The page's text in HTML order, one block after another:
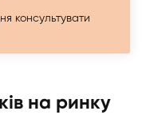
консультувати
на ринку